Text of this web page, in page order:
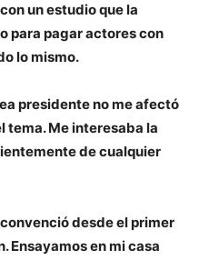
un estudio que la
para pagar actores con
lo mismo.
presidente no me afectó
tema. Me interesaba la
de cualquier
desde el primer
Ensayamos en mi casa